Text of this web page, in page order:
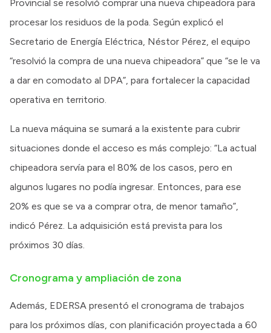
Provincial se resolvió comprar una nueva chipeadora para
procesar los residuos de la poda. Según explicó el
Secretario de Energía Eléctrica, Néstor Pérez, el equipo
“resolvió la compra de una nueva chipeadora” que “se le va
a dar en comodato al DPA”, para fortalecer la capacidad
operativa en territorio.
La nueva máquina se sumará a la existente para cubrir
situaciones donde el acceso es más complejo: “La actual
chipeadora servía para el 80% de los casos, pero en
algunos lugares no podía ingresar. Entonces, para ese
20% es que se va a comprar otra, de menor tamaño”,
indicó Pérez. La adquisición está prevista para los
próximos 30 días.
Cronograma y ampliación de zona
Además, EDERSA presentó el cronograma de trabajos
para los próximos días, con planificación proyectada a 60